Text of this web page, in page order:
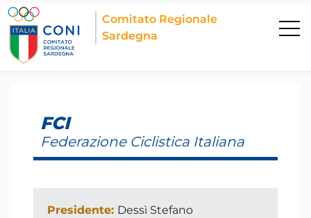
Comitato Regionale
Sardegna
FCI
Federazione Ciclistica Italiana
Presidente: Dessì Stefano